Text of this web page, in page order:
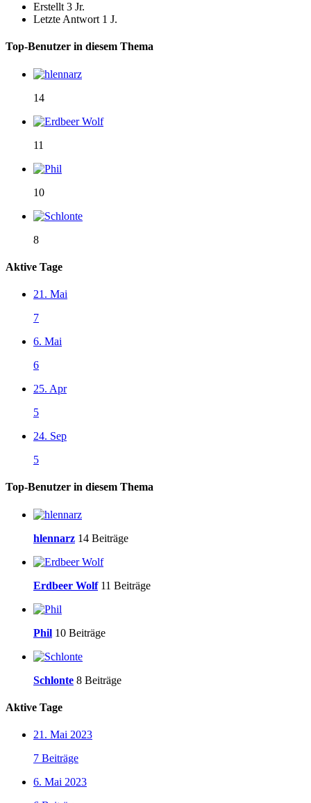
Erstellt 3 Jr.
Letzte Antwort 1 J.
Top-Benutzer in diesem Thema
14
11
10
8
Aktive Tage
21. Mai
7
6. Mai
6
25. Apr
5
24. Sep
5
Top-Benutzer in diesem Thema
hlennarz 14 Beiträge
Erdbeer Wolf 11 Beiträge
Phil 10 Beiträge
Schlonte 8 Beiträge
Aktive Tage
21. Mai 2023
7 Beiträge
6. Mai 2023